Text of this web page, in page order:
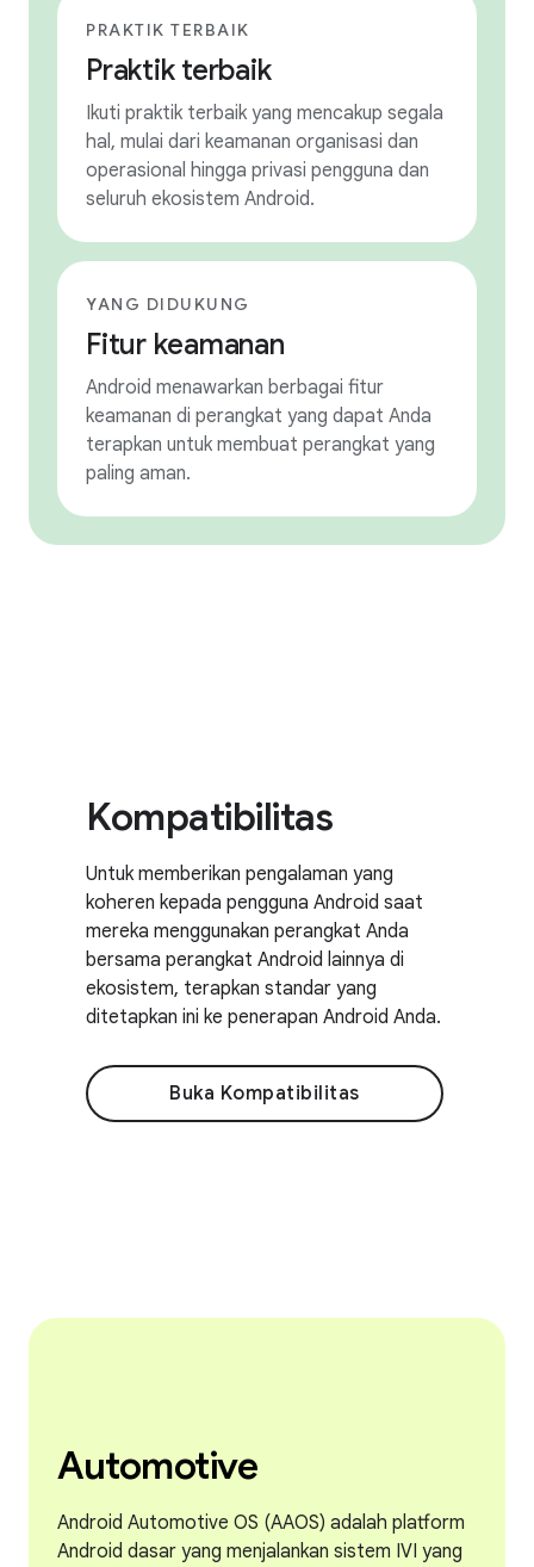
PRAKTIK TERBAIK
Praktik terbaik
Ikuti praktik terbaik yang mencakup segala
hal, mulai dari keamanan organisasi dan
operasional hingga privasi pengguna dan
seluruh ekosistem Android.
YANG DIDUKUNG
Fitur keamanan
Android menawarkan berbagai fitur
keamanan di perangkat yang dapat Anda
terapkan untuk membuat perangkat yang
paling aman.
Kompatibilitas
Untuk memberikan pengalaman yang
koheren kepada pengguna Android saat
mereka menggunakan perangkat Anda
bersama perangkat Android lainnya di
ekosistem, terapkan standar yang
ditetapkan ini ke penerapan Android Anda.
Buka Kompatibilitas
Automotive
Android Automotive OS (AAOS) adalah platform
Android dasar yang menjalankan sistem IVI yang